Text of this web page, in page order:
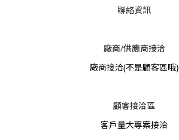
聯絡資訊
廠商/供應商接洽
廠商接洽(不是顧客區哦)
顧客接洽區
客戶量大專案接洽